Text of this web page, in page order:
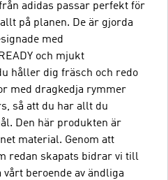
adidas passar perfekt för
på planen. De är gjorda
med
och mjukt
håller dig fräsch och redo
med dragkedja rymmer
så att du har allt du
Den här produkten är
material. Genom att
redan skapats bidrar vi till
beroende av ändliga